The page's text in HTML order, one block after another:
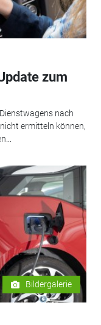
zum
nach
ermitteln können,
Bildergalerie